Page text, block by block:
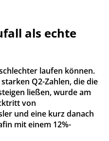
als echte
laufen können.
Q2-Zahlen, die die
ließen, wurde am
von
und eine kurz danach
mit einem 12%-